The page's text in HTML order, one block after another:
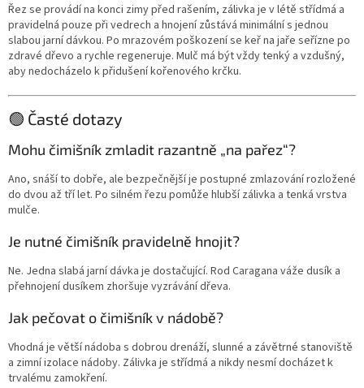
Řez se provádí na konci zimy před rašením, zálivka je v létě střídmá a
pravidelná pouze při vedrech a hnojení zůstává minimální s jednou
slabou jarní dávkou. Po mrazovém poškození se keř na jaře seřízne po
zdravé dřevo a rychle regeneruje. Mulč má být vždy tenký a vzdušný,
aby nedocházelo k přidušení kořenového krčku.
🟢 Časté dotazy
Mohu čimišník zmladit razantně „na pařez“?
Ano, snáší to dobře, ale bezpečnější je postupné zmlazování rozložené
do dvou až tří let. Po silném řezu pomůže hlubší zálivka a tenká vrstva
mulče.
Je nutné čimišník pravidelně hnojit?
Ne. Jedna slabá jarní dávka je dostačující. Rod Caragana váže dusík a
přehnojení dusíkem zhoršuje vyzrávání dřeva.
Jak pečovat o čimišník v nádobě?
Vhodná je větší nádoba s dobrou drenáží, slunné a závětrné stanoviště
a zimní izolace nádoby. Zálivka je střídmá a nikdy nesmí docházet k
trvalému zamokření.